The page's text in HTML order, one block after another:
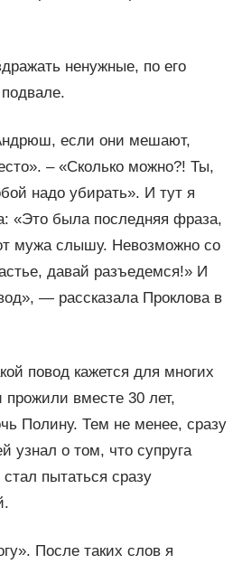
ненужные, по его
если они мешают,
– «Сколько можно?! Ты,
надо убирать». И тут я
«Это была последняя фраза,
мужа слышу. Невозможно со
давай разъедемся!» И
— рассказала Проклова в
повод кажется для многих
вместе 30 лет,
Полину. Тем не менее, сразу
узнал о том, что супруга
пытаться сразу
После таких слов я